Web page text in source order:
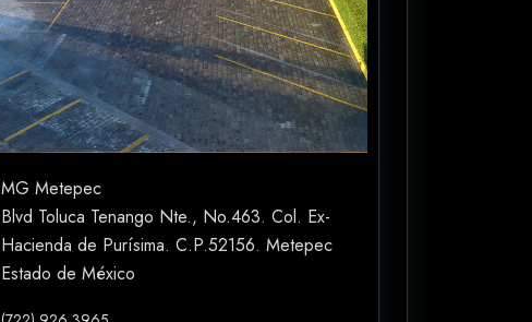
MG Metepec
Blvd Toluca Tenango Nte., No.463. Col. Ex-
Hacienda de Purísima. C.P.52156. Metepec
Estado de México